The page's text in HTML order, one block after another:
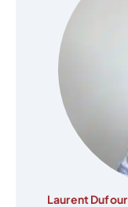
Laurent Dufour